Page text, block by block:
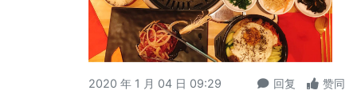
2020 年 1 月 04 日 09:29 回复 赞同